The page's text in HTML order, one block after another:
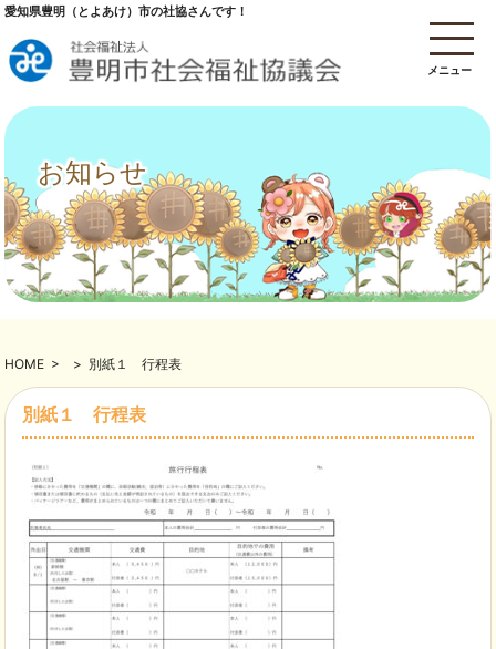
メニュー
愛知県豊明（とよあけ）市の社協さんです！
お知らせ
HOME > > 別紙１ 行程表
別紙１ 行程表